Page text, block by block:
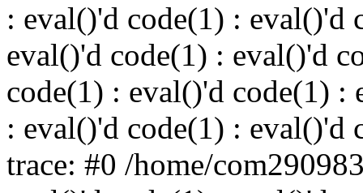
: eval()'d code(1) : eval()'d
eval()'d code(1) : eval()'d
code(1) : eval()'d code(1) :
: eval()'d code(1) : eval()'d
trace: #0 /home/